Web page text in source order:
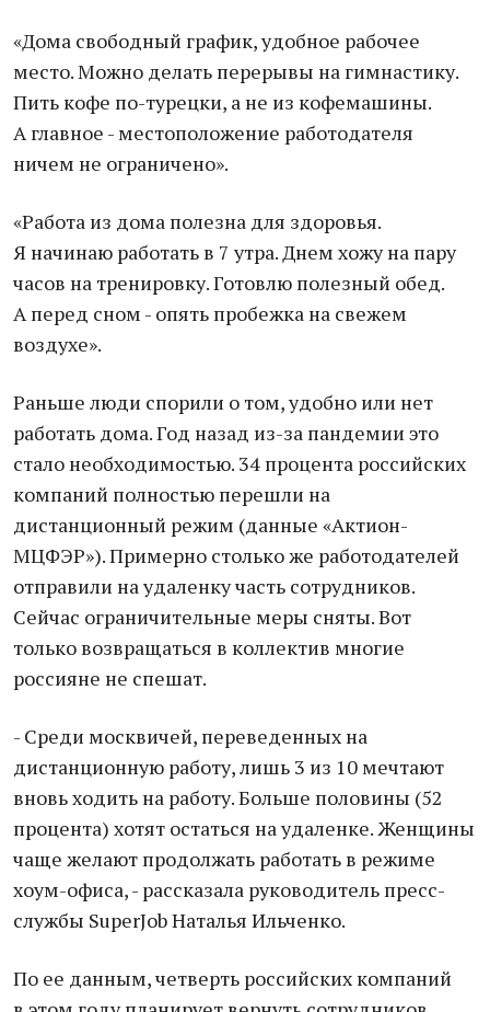
«Дома свободный график, удобное рабочее
место. Можно делать перерывы на гимнастику.
Пить кофе по-турецки, а не из кофемашины.
А главное - местоположение работодателя
ничем не ограничено».
«Работа из дома полезна для здоровья.
Я начинаю работать в 7 утра. Днем хожу на пару
часов на тренировку. Готовлю полезный обед.
А перед сном - опять пробежка на свежем
воздухе».
Раньше люди спорили о том, удобно или нет
работать дома. Год назад из-за пандемии это
стало необходимостью. 34 процента российских
компаний полностью перешли на
дистанционный режим (данные «Актион-
МЦФЭР»). Примерно столько же работодателей
отправили на удаленку часть сотрудников.
Сейчас ограничительные меры сняты. Вот
только возвращаться в коллектив многие
россияне не спешат.
- Среди москвичей, переведенных на
дистанционную работу, лишь 3 из 10 мечтают
вновь ходить на работу. Больше половины (52
процента) хотят остаться на удаленке. Женщины
чаще желают продолжать работать в режиме
хоум-офиса, - рассказала руководитель пресс-
службы SuperJob Наталья Ильченко.
По ее данным, четверть российских компаний